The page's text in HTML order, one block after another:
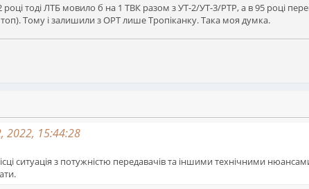
тоді ЛТБ мовило б на 1 ТВК разом з УТ-2/УТ-3/РТР, а в 95 році
Тому і залишили з ОРТ лише Тропіканку. Така моя думка.
2022, 15:44:28
ситуація з потужністю передавачів та іншими технічними